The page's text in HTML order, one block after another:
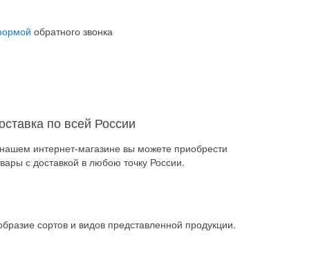
обратного звонка
по всей России
интернет-магазине вы можете приобрести
с доставкой в любою точку России.
сортов и видов представленной продукции.